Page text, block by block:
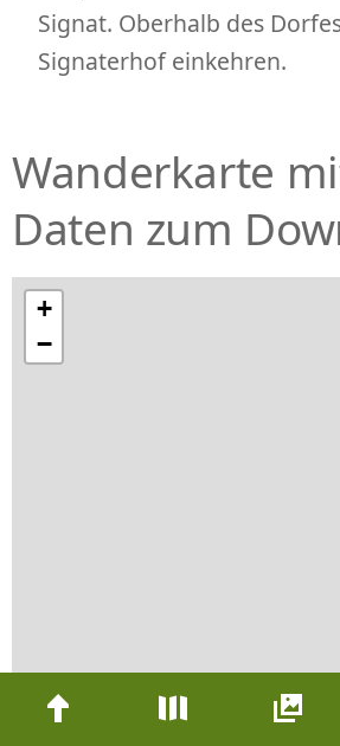
Signat. Oberhalb des
Signaterhof einkehren.
Wanderkarte
Daten zum
+
−